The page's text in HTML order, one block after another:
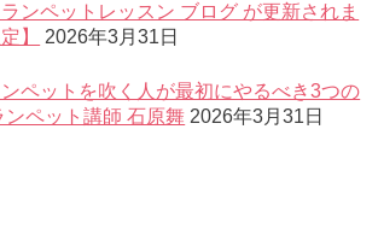
ンペットレッスン ブログ が更新されま
】
2026年3月31日
ペットを吹く人が最初にやるべき3つの
ンペット講師 石原舞 2026年3月31日